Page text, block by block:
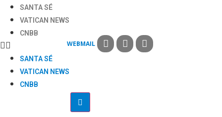
SANTA SÉ
VATICAN NEWS
CNBB
SANTA SÉ
VATICAN NEWS
CNBB
WEBMAIL